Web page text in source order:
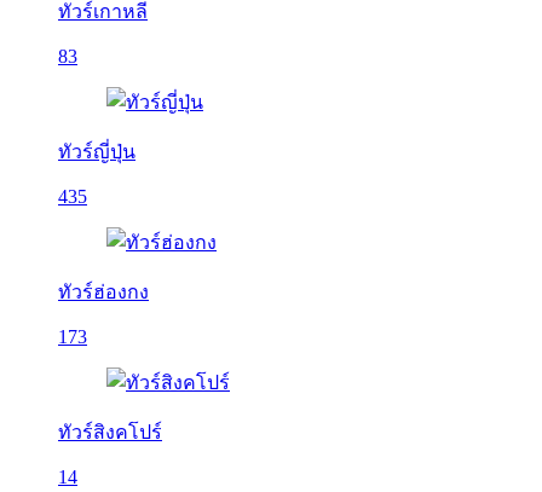
ทัวร์เกาหลี
83
ทัวร์ญี่ปุ่น
435
ทัวร์ฮ่องกง
173
ทัวร์สิงคโปร์
14